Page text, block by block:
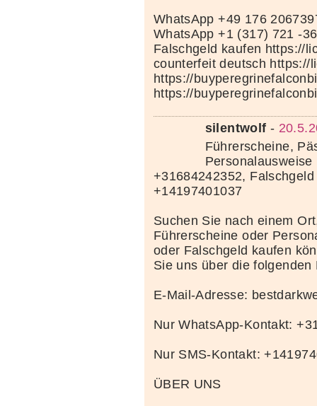
WhatsApp +49 176
WhatsApp +1 (317) 721 -
Falschgeld kaufen https://
counterfeit deutsch https://
https://
https://
silentwolf -
Führerscheine,
+31684242352,
+14197401037
Suchen Sie nach einem
Führerscheine oder
oder Falschgeld kaufen
Sie uns über die folgenden
E-Mail-Adresse:
Nur WhatsApp-Kontakt:
Nur SMS-Kontakt:
ÜBER UNS